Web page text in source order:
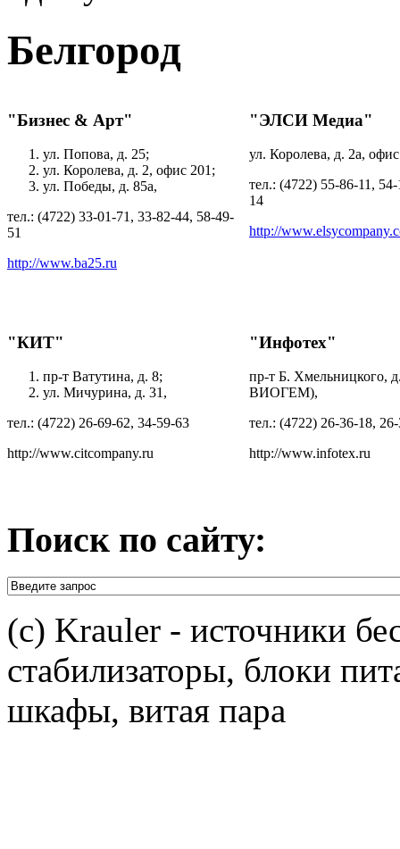
Белгород
"Бизнес & Арт"
ул. Попова, д. 25;
ул. Королева, д. 2, офис 201;
ул. Победы, д. 85а,
тел.: (4722) 33-01-71, 33-82-44, 58-49-
51
http://www.ba25.ru
"ЭЛСИ Медиа"
ул. Королева, д. 2а,
тел.: (4722) 55-86-11,
14
http://
"КИТ"
пр-т Ватутина, д. 8;
ул. Мичурина, д. 31,
тел.: (4722) 26-69-62, 34-59-63
http://www.citcompany.ru
"Инфотех"
пр-т Б. Хмельницкого,
ВИОГЕМ),
тел.: (4722) 26-36-18,
http://www.infotex.ru
Поиск по сайту:
(c) Krauler - источники
стабилизаторы, блоки
шкафы, витая пара